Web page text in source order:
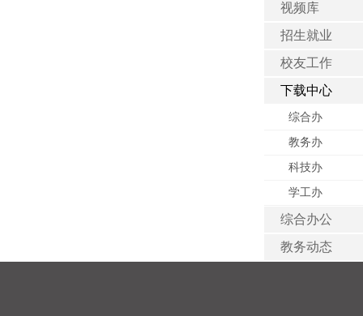
视频库
招生就业
校友工作
下载中心
综合办
教务办
科技办
学工办
综合办公
教务动态